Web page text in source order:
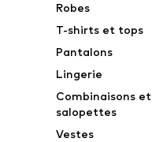
Robes
T-shirts et tops
Pantalons
Lingerie
Combinaisons et
salopettes
Vestes